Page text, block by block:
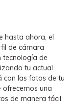
seguridad de
sociales.
de
18 tipos de
datos de
hasta ahora, el
de cámara
tecnología de
tu actual
con las fotos de tu
ofrecemos una
de manera fácil